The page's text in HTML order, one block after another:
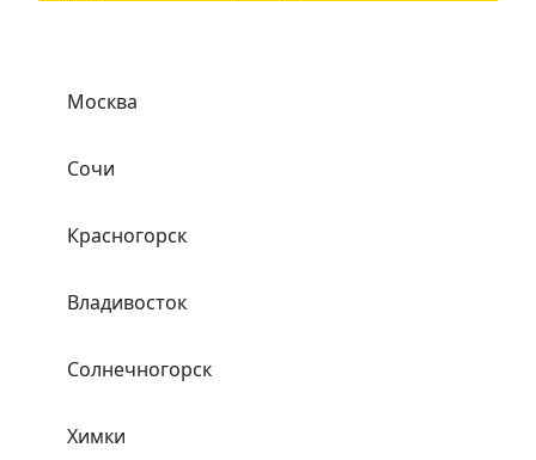
Москва
Сочи
Красногорск
Владивосток
Солнечногорск
Химки